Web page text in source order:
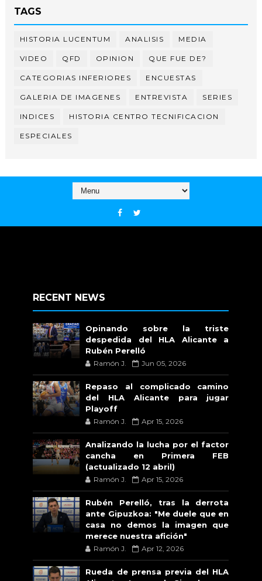
TAGS
HISTORIA LUCENTUM ANALISIS MEDIA
VIDEO QFD OPINION QUE FUE DE?
CATEGORIAS INFERIORES ENCUESTAS
GALERIA DE IMAGENES ENTREVISTA SERIES
INDICES HISTORIA CENTRO TECNIFICACION
ESPECIALES
RECENT NEWS
Opinando sobre la triste
despedida del HLA Alicante a
Rubén Perelló
Ramón J. Jun 05, 2026
Repaso al complicado camino
del HLA Alicante para jugar
Playoff
Ramón J. Apr 15, 2026
Analizando la lucha por el factor
cancha en Primera FEB
(actualizado 12 abril)
Ramón J. Apr 15, 2026
Rubén Perelló, tras la derrota
ante Gipuzkoa: "Me duele que en
casa no demos la imagen que
merece nuestra afición"
Ramón J. Apr 12, 2026
Rueda de prensa previa del HLA